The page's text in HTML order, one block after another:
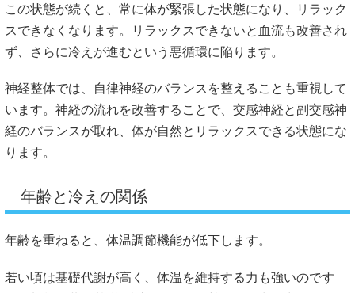
この状態が続くと、常に体が緊張した状態になり、リラック
スできなくなります。リラックスできないと血流も改善され
ず、さらに冷えが進むという悪循環に陥ります。
神経整体では、自律神経のバランスを整えることも重視して
います。神経の流れを改善することで、交感神経と副交感神
経のバランスが取れ、体が自然とリラックスできる状態にな
ります。
年齢と冷えの関係
年齢を重ねると、体温調節機能が低下します。
若い頃は基礎代謝が高く、体温を維持する力も強いのです